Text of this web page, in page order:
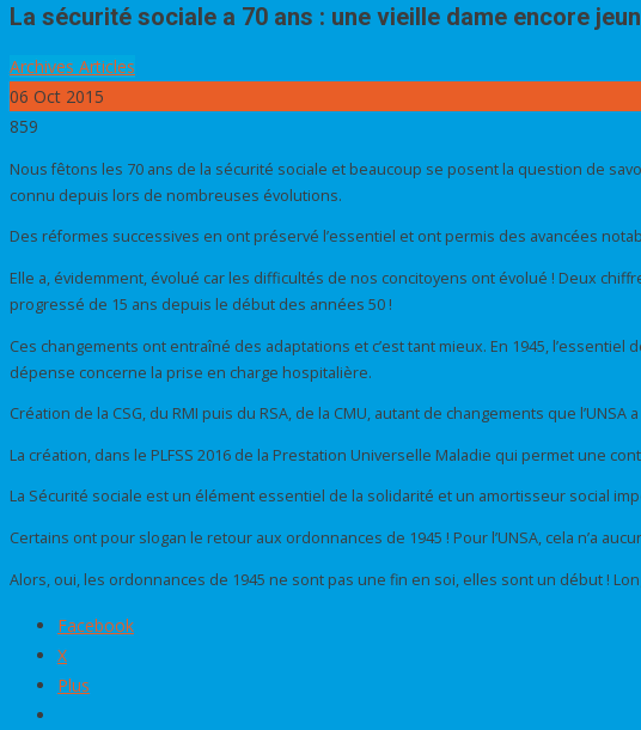
La sécurité sociale a 70 ans : une vieille dame encore
Archives Articles
06 Oct 2015
859
Nous fêtons les 70 ans de la sécurité sociale et beaucoup se posent la question de
connu depuis lors de nombreuses évolutions.
Des réformes successives en ont préservé l’essentiel et ont permis des avancées
Elle a, évidemment, évolué car les difficultés de nos concitoyens ont évolué ! Deux
progressé de 15 ans depuis le début des années 50 !
Ces changements ont entraîné des adaptations et c’est tant mieux. En 1945,
dépense concerne la prise en charge hospitalière.
Création de la CSG, du RMI puis du RSA, de la CMU, autant de changements que l’UNSA
La création, dans le PLFSS 2016 de la Prestation Universelle Maladie qui permet une
La Sécurité sociale est un élément essentiel de la solidarité et un amortisseur social
Certains ont pour slogan le retour aux ordonnances de 1945 ! Pour l’UNSA, cela n’a
Alors, oui, les ordonnances de 1945 ne sont pas une fin en soi, elles sont un début !
Facebook
X
Plus